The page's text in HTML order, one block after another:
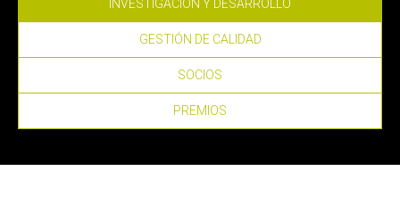
INVESTIGACIÓN Y DESARROLLO
GESTIÓN DE CALIDAD
SOCIOS
PREMIOS